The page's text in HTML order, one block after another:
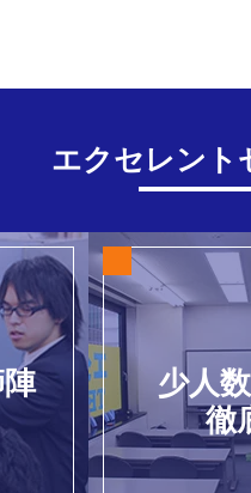
エクセレント
少人
徹